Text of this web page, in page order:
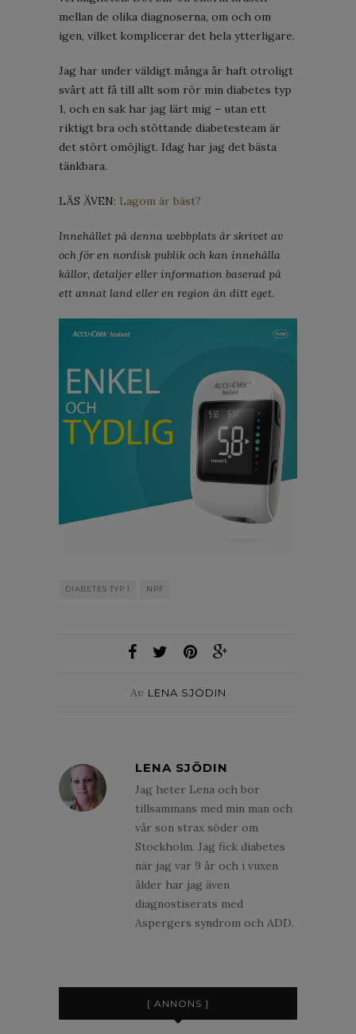
mellan de olika diagnoserna, om och om
igen, vilket komplicerar det hela ytterligare.
Jag har under väldigt många år haft otroligt
svårt att få till allt som rör min diabetes typ
1, och en sak har jag lärt mig – utan ett
riktigt bra och stöttande diabetesteam är
det stört omöjligt. Idag har jag det bästa
tänkbara.
LÄS ÄVEN: Lagom är bäst?
Innehållet på denna webbplats är skrivet av
och för en nordisk publik och kan innehålla
källor, detaljer eller information baserad på
ett annat land eller en region än ditt eget.
DIABETES TYP 1 NPF
Av LENA SJÖDIN
LENA SJÖDIN
Jag heter Lena och bor
tillsammans med min man och
vår son strax söder om
Stockholm. Jag fick diabetes
när jag var 9 år och i vuxen
ålder har jag även
diagnostiserats med
Aspergers syndrom och ADD.
[ ANNONS ]